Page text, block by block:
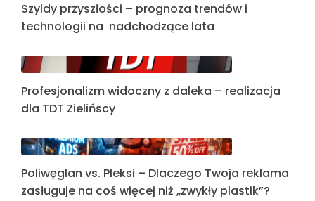
Szyldy przyszłości – prognoza trendów i
technologii na nadchodzące lata
Profesjonalizm widoczny z daleka – realizacja
dla TDT Zielińscy
Poliwęglan vs. Pleksi – Dlaczego Twoja reklama
zasługuje na coś więcej niż „zwykły plastik”?